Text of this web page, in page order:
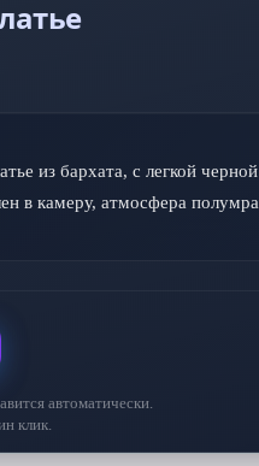
из бархата, с легкой
в камеру, атмосфера
автоматически.
клик.